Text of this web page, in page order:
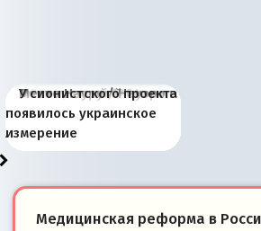
Киевская марионетка
Запада рассказала о
«переобувании» хозяев
В России назрели
перемены: 15 шагов к
суверенной экономике
Миграционный пожар
Европы
Россия начинает
сбрасывать балласт
Анкориджа
Россия зимой 1904
года: первые уступки во
внутренней политике
Русская нация вчера и
сегодня
Почему правый крах в
Варшаве не поможет её
отношениям с Россией?
Место Науру / Науэро в
современной истории
Южной Осетии
У сионистского проекта
появилось украинское
измерение
Медицинская реформа в